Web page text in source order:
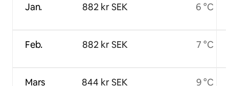
Jan.
Feb.
Mars
882 kr SEK
882 kr SEK
844 kr SEK
6 °C
7 °C
9 °C